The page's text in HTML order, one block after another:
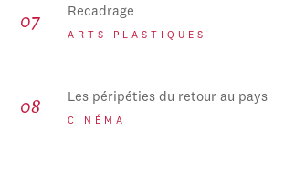
Recadrage
ARTS PLASTIQUES
Les péripéties du retour au pays
CINÉMA